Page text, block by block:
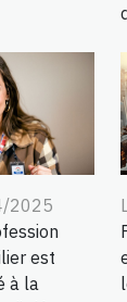
2025
est
à la